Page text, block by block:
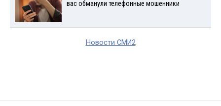
вас обманули телефонные мошенники
Новости СМИ2